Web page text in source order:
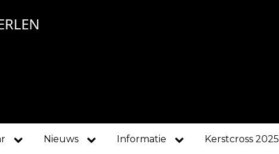
Nieuws Informatie Kerstcross 2025